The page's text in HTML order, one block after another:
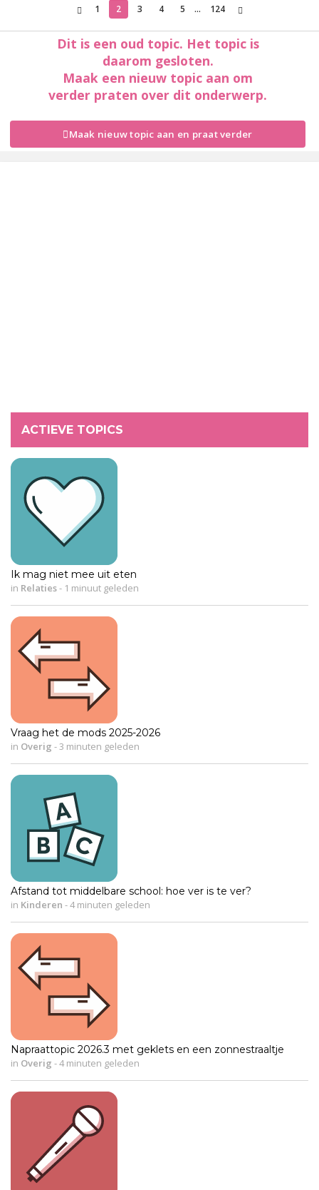
1 2 3 4 5 ... 124
Dit is een oud topic. Het topic is
daarom gesloten.
Maak een nieuw topic aan om
verder praten over dit onderwerp.
Maak nieuw topic aan en praat verder
ACTIEVE TOPICS
Ik mag niet mee uit eten
in Relaties- 1 minuut geleden
Vraag het de mods 2025-2026
in Overig -3 minuten geleden
Afstand tot middelbare school: hoe ver is te ver?
in Kinderen -4 minuten geleden
Napraattopic 2026.3 met geklets en een zonnestraaltje
in Overig -4 minuten geleden